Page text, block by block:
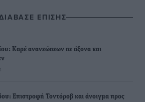
ΕΠΙΣΗΣ
Καρέ ανανεώσεων σε άξονα και
Επιστροφή Τοντόροβ και άνοιγμα προς